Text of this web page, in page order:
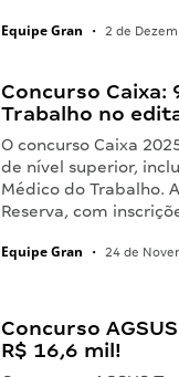
Equipe Gran • 2 de
Concurso Caixa:
Trabalho no
O concurso Caixa
de nível superior,
Médico do Trabalho.
Reserva, com
Equipe Gran • 24 de
Concurso
R$ 16,6 mil!